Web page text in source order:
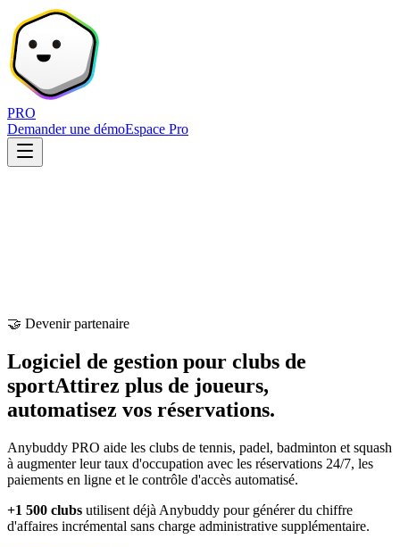
PRO
Demander une démoEspace Pro
🤝 Devenir partenaire
Logiciel de gestion pour clubs de
sportAttirez plus de joueurs,
automatisez vos réservations.
Anybuddy PRO aide les clubs de tennis, padel, badminton et squash
à augmenter leur taux d'occupation avec les réservations 24/7, les
paiements en ligne et le contrôle d'accès automatisé.
+1 500 clubs utilisent déjà Anybuddy pour générer du chiffre
d'affaires incrémental sans charge administrative supplémentaire.